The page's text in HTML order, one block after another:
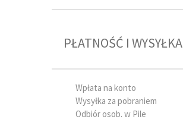
PŁATNOŚĆ I WYSYŁKA
Wpłata na konto
Wysyłka za pobraniem
Odbiór osob. w Pile